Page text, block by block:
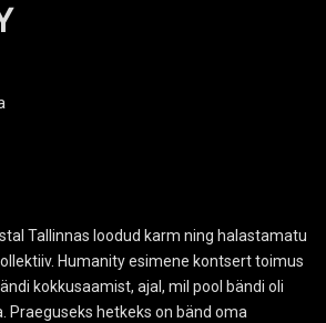
Tallinnas loodud karm ning halastamatu
Humanity esimene kontsert toimus
kokkusaamist, ajal, mil pool bändi oli
Praeguseks hetkeks on bänd oma